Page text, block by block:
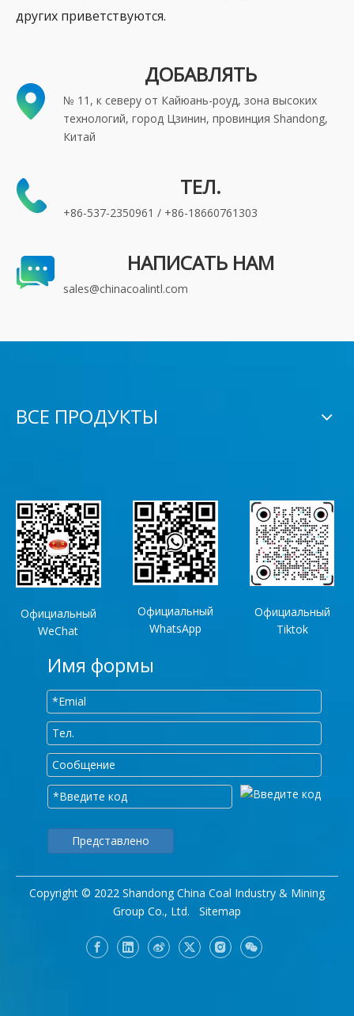
других приветствуются.
ДОБАВЛЯТЬ
№ 11, к северу от Кайюань-роуд, зона высоких
технологий, город Цзинин, провинция Shandong,
Китай
ТЕЛ.
+86-537-2350961 / +86-18660761303
НАПИСАТЬ НАМ
sales@chinacoalintl.com
ВСЕ ПРОДУКТЫ
Официальный
WeChat
Официальный
WhatsApp
Официальный
Tiktok
Имя формы
Представлено
Copyright © 2022 Shandong China Coal Industry & Mining
Group Co., Ltd. Sitemap